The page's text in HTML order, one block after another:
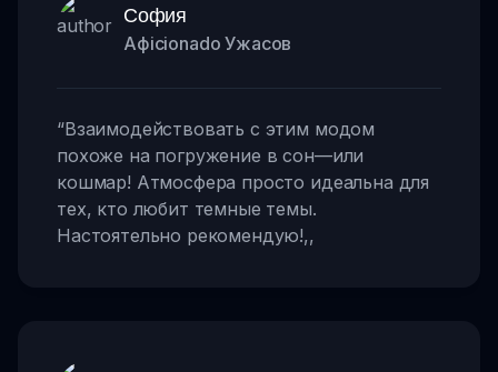
София
Афicionado Ужасов
“Взаимодействовать с этим модом
похоже на погружение в сон—или
кошмар! Атмосфера просто идеальна для
тех, кто любит темные темы.
Настоятельно рекомендую!,,